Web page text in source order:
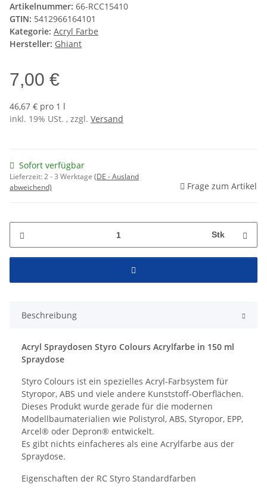
Artikelnummer: 66-RCC15410
GTIN: 5412966164101
Kategorie: Acryl Farbe
Hersteller: Ghiant
7,00 €
46,67 € pro 1 l
inkl. 19% USt. , zzgl. Versand
Sofort verfügbar
Lieferzeit:2 - 3 Werktage (DE - Ausland
abweichend)
Frage zum Artikel
Stk
Beschreibung
Acryl Spraydosen Styro Colours Acrylfarbe in 150 ml
Spraydose
Styro Colours ist ein spezielles Acryl-Farbsystem für
Styropor, ABS und viele andere Kunststoff-Oberflächen.
Dieses Produkt wurde gerade für die modernen
Modellbaumaterialien wie Polistyrol, ABS, Styropor, EPP,
Arcel® oder Depron® entwickelt.
Es gibt nichts einfacheres als eine Acrylfarbe aus der
Spraydose.
Eigenschaften der RC Styro Standardfarben